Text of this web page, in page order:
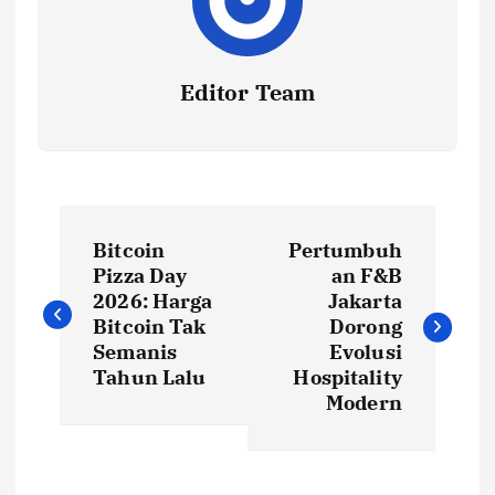
Editor Team
o
s
Bitcoin
Pizza Day
2026: Harga
Bitcoin Tak
Semanis
Tahun Lalu
Pertumbuh
an F&B
Jakarta
Dorong
Evolusi
Hospitality
Modern